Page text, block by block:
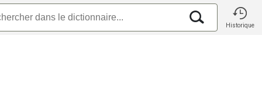
Historique